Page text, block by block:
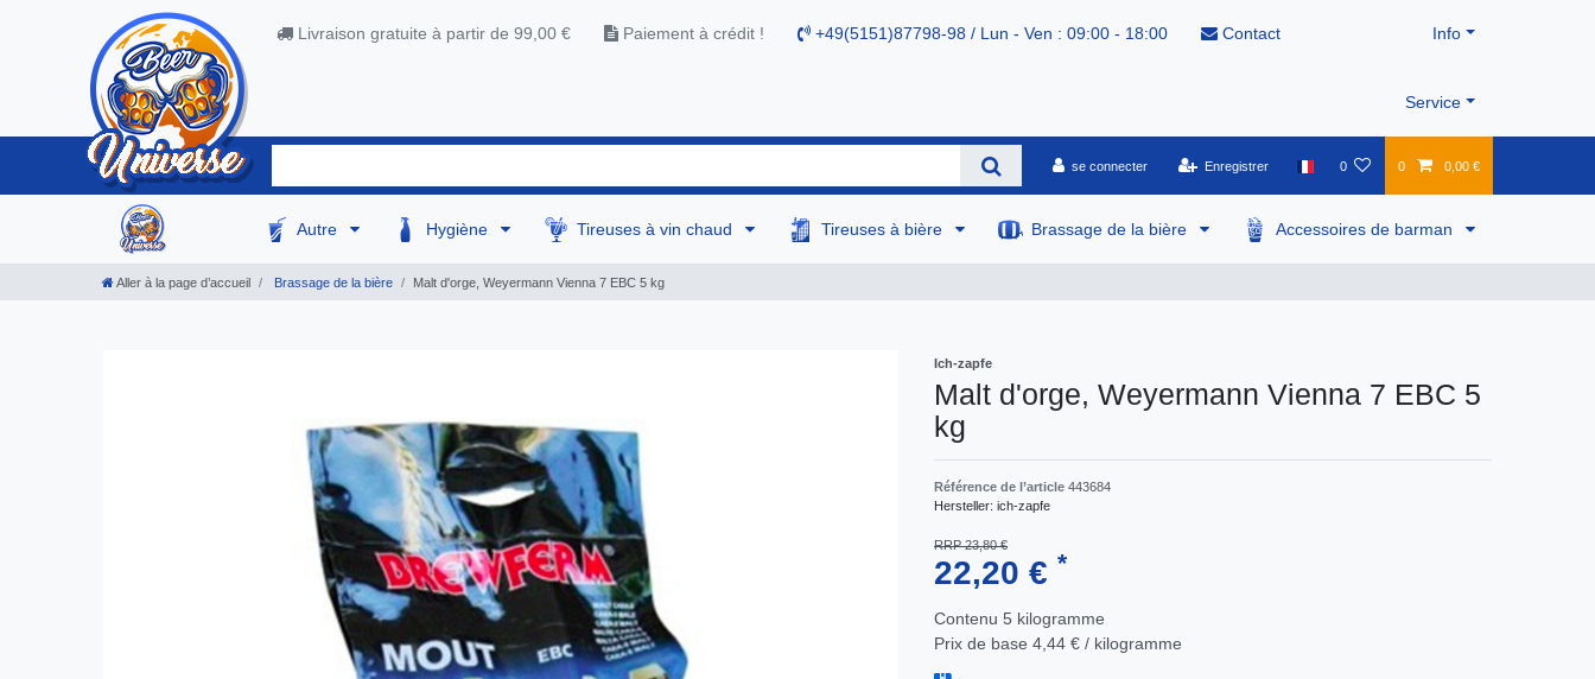
Livraison gratuite à partir de 99,00 € Paiement à crédit ! +49(5151)87798-98 / Lun - Ven : 09:00 - 18:00 Contact Info
Service
se connecter Enregistrer 0 0 0,00 €
Autre Hygiène Tireuses à vin chaud Tireuses à bière Brassage de la bière Accessoires de barman
Aller à la page d’accueil Brassage de la bière Malt d'orge, Weyermann Vienna 7 EBC 5 kg
Ich-zapfe
Malt d'orge, Weyermann Vienna 7 EBC 5
kg
Référence de l’article 443684
Hersteller: ich-zapfe
RRP 23,80 €
22,20 € *
Contenu 5 kilogramme
Prix de base 4,44 € / kilogramme